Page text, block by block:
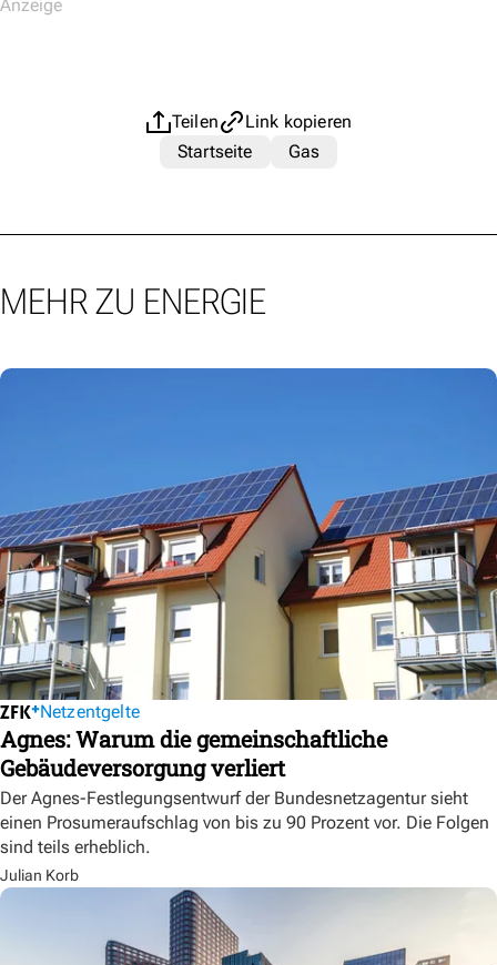
Teilen
Link kopieren
Startseite
Gas
MEHR ZU ENERGIE
Netzentgelte
Agnes: Warum die gemeinschaftliche
Gebäudeversorgung verliert
Der Agnes-Festlegungsentwurf der Bundesnetzagentur sieht
einen Prosumeraufschlag von bis zu 90 Prozent vor. Die Folgen
sind teils erheblich.
Julian Korb